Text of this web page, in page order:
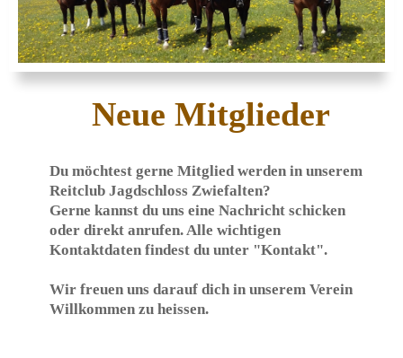
Neue Mitglieder
Du möchtest gerne Mitglied werden in unserem
Reitclub Jagdschloss Zwiefalten?
Gerne kannst du uns eine Nachricht schicken
oder direkt anrufen. Alle wichtigen
Kontaktdaten findest du unter "Kontakt".
Wir freuen uns darauf dich in unserem Verein
Willkommen zu heissen.